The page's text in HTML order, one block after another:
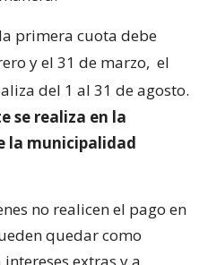
primera cuota debe
y el 31 de marzo, el
del 1 al 31 de agosto.
se realiza en la
la municipalidad
no realicen el pago en
quedar como